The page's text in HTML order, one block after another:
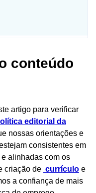
conteúdo
artigo para verificar
editorial da
nossas orientações e
consistentes em
alinhadas com os
criação de currículo e
a confiança de mais